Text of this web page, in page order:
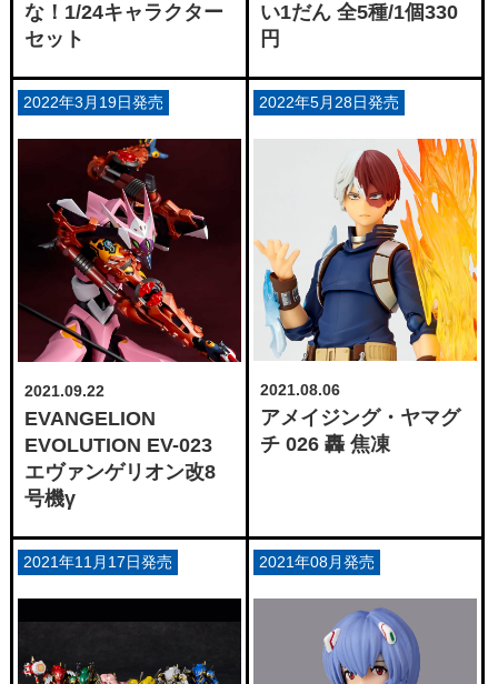
な！1/24キャラクター
セット
い1だん 全5種/1個330
円
2021.09.22
EVANGELION
EVOLUTION EV-023
エヴァンゲリオン改8
号機γ
2022年3月19日発売
2021.08.06
アメイジング・ヤマグ
チ 026 轟 焦凍
2022年5月28日発売
2021年11月17日発売 2021年08月発売